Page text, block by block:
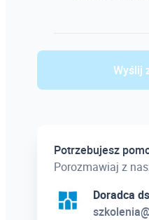
Wyślij
Potrzebujesz
Porozmawiaj z
Doradca